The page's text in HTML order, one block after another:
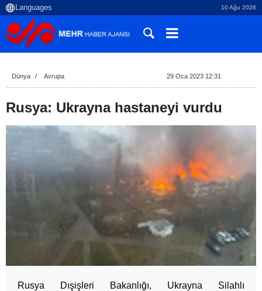
10 Ağu 2026
Dünya Avrupa 29 Oca 2023 12:31
Rusya: Ukrayna hastaneyi vurdu
Rusya Dışişleri Bakanlığı, Ukrayna Silahlı